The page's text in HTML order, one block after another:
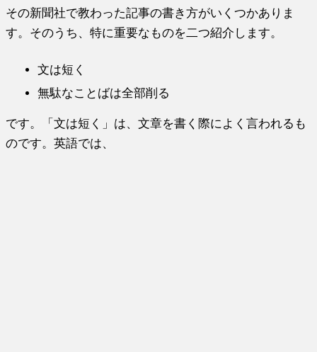
その新聞社で教わった記事の書き方がいくつかありま
す。そのうち、特に重要なものを二つ紹介します。
文は短く
無駄なことばは全部削る
です。「文は短く」は、文章を書く際によく言われるも
のです。英語では、